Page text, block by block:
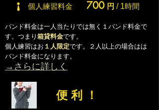
¡ 個人練習料金 700 円 / 1時間
バンド料金は一人当たりでは無く１バンド料金で
す。つまり 箱貸料金です。
個人練習はお １人限定です。２人以上の場合はは
バンド料金になります。
→さらに詳しく
便利！